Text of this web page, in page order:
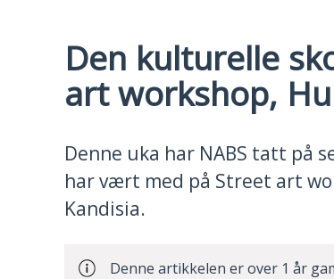
Den kulturelle
art workshop,
Denne uka har NABS tatt på
har vært med på Street art
Kandisia.
Denne artikkelen er over 1 år